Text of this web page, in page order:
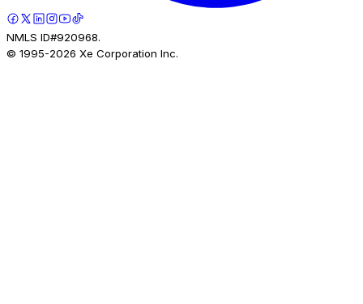
NMLS ID#920968.
© 1995-2026 Xe Corporation Inc.